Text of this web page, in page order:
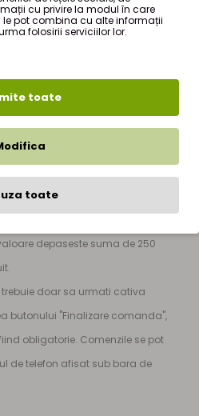
Store, din sectiunea
30g
puteti sa vizitati sectiunea
depaseste suma de 250
doar sa urmati cativa
butonului "Finalizare comanda",
obligatorie. Comenzile se pot
de telefon afisat sub bara de
cu privire la modul în care
pot combina cu alte informații
folosirii serviciilor lor.
toate
toate